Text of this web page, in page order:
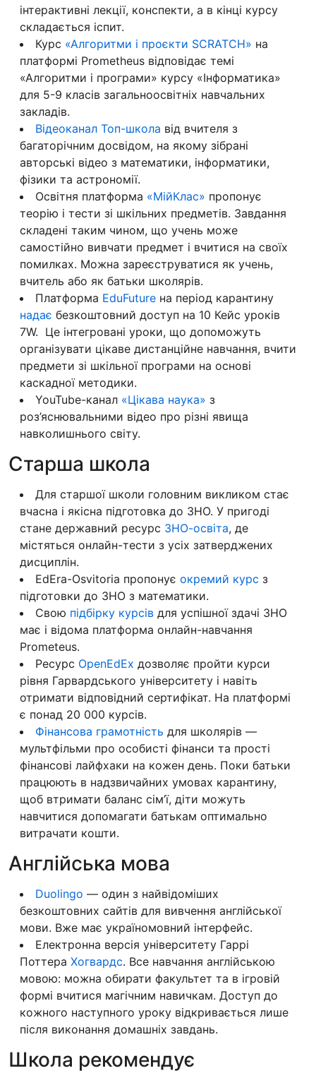
інтерактивні лекції, конспекти, а в кінці курсу
складається іспит.
Курс «Алгоритми і проєкти SCRATCH» на
платформі Prometheus відповідає темі
«Алгоритми і програми» курсу «Інформатика»
для 5-9 класів загальноосвітніх навчальних
закладів.
Відеоканал Топ-школа від вчителя з
багаторічним досвідом, на якому зібрані
авторські відео з математики, інформатики,
фізики та астрономії.
Освітня платформа «МійКлас» пропонує
теорію і тести зі шкільних предметів. Завдання
складені таким чином, що учень може
самостійно вивчати предмет і вчитися на своїх
помилках. Можна зареєструватися як учень,
вчитель або як батьки школярів.
Платформа EduFuture на період карантину
надає безкоштовний доступ на 10 Кейс уроків
7W. Це інтегровані уроки, що допоможуть
організувати цікаве дистанційне навчання, вчити
предмети зі шкільної програми на основі
каскадної методики.
YouTube-канал «Цікава наука» з
роз’яснювальними відео про різні явища
навколишнього світу.
Старша школа
Для старшої школи головним викликом стає
вчасна і якісна підготовка до ЗНО. У пригоді
стане державний ресурс ЗНО-освіта, де
містяться онлайн-тести з усіх затверджених
дисциплін.
EdEra-Osvitoria пропонує окремий курс з
підготовки до ЗНО з математики.
Свою підбірку курсів для успішної здачі ЗНО
має і відома платформа онлайн-навчання
Prometeus.
Ресурс OpenEdEx дозволяє пройти курси
рівня Гарвардського університету і навіть
отримати відповідний сертифікат. На платформі
є понад 20 000 курсів.
Фінансова грамотність для школярів —
мультфільми про особисті фінанси та прості
фінансові лайфхаки на кожен день. Поки батьки
працюють в надзвичайних умовах карантину,
щоб втримати баланс сім’ї, діти можуть
навчитися допомагати батькам оптимально
витрачати кошти.
Англійська мова
Duolingo — один з найвідоміших
безкоштовних сайтів для вивчення англійської
мови. Вже має україномовний інтерфейс.
Електронна версія університету Гаррі
Поттера Хогвардс. Все навчання англійською
мовою: можна обирати факультет та в ігровій
формі вчитися магічним навичкам. Доступ до
кожного наступного уроку відкривається лише
після виконання домашніх завдань.
Школа рекомендує